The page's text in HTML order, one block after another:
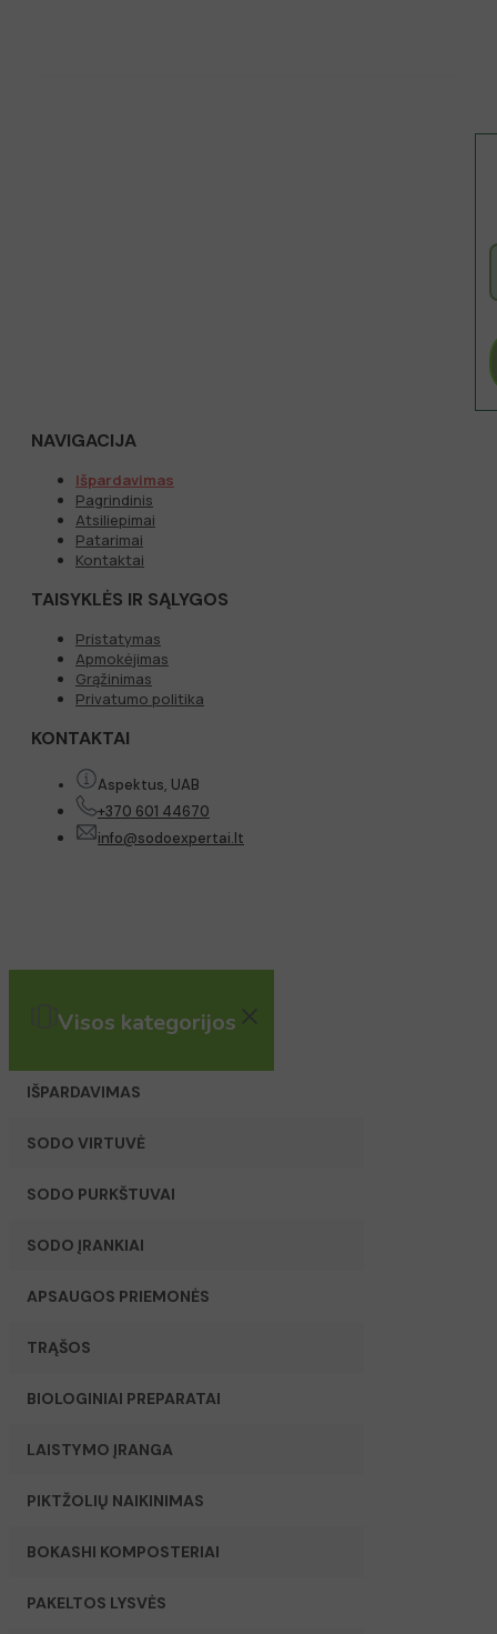
NAVIGACIJA
Išpardavimas
Pagrindinis
Atsiliepimai
Patarimai
Kontaktai
TAISYKLĖS IR SĄLYGOS
Pristatymas
Apmokėjimas
Grąžinimas
Privatumo politika
KONTAKTAI
Aspektus, UAB
+370 601 44670
info@sodoexpertai.lt
Visos kategorijos
IŠPARDAVIMAS
SODO VIRTUVĖ
SODO PURKŠTUVAI
SODO ĮRANKIAI
APSAUGOS PRIEMONĖS
TRĄŠOS
BIOLOGINIAI PREPARATAI
LAISTYMO ĮRANGA
PIKTŽOLIŲ NAIKINIMAS
BOKASHI KOMPOSTERIAI
PAKELTOS LYSVĖS